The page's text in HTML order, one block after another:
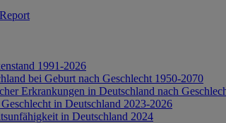
1991-2026
bei Geburt nach Geschlecht 1950-2070
Erkrankungen in Deutschland nach
in Deutschland 2023-2026
in Deutschland 2024